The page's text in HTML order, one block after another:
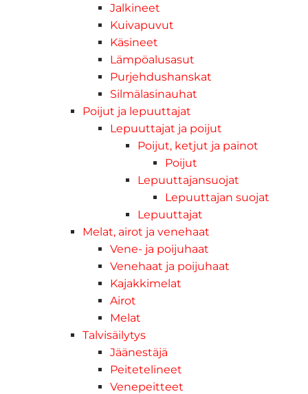
Jalkineet
Kuivapuvut
Käsineet
Lämpöalusasut
Purjehdushanskat
Silmälasinauhat
Poijut ja lepuuttajat
Lepuuttajat ja poijut
Poijut, ketjut ja painot
Poijut
Lepuuttajansuojat
Lepuuttajan suojat
Lepuuttajat
Melat, airot ja venehaat
Vene- ja poijuhaat
Venehaat ja poijuhaat
Kajakkimelat
Airot
Melat
Talvisäilytys
Jäänestäjä
Peitetelineet
Venepeitteet